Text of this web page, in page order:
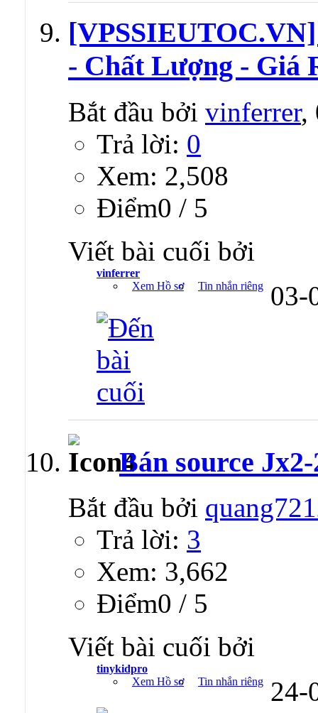
- Chất Lượng - Giá
Bắt đầu bởi vinferrer,
Trả lời: 0
Xem: 2,508
Ðiểm0 / 5
Viết bài cuối bởi
vinferrer
Xem Hồ sơ
Tin nhắn riêng 03-
Bán source
Bắt đầu bởi
Trả lời: 3
Xem: 3,662
Ðiểm0 / 5
Viết bài cuối bởi
tinykidpro
Xem Hồ sơ
Tin nhắn riêng 24-